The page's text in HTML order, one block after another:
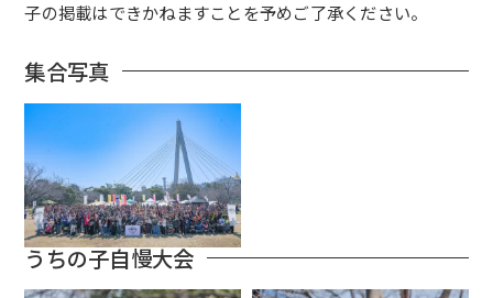
子の掲載はできかねますことを予めご了承ください。
集合写真
うちの子自慢大会